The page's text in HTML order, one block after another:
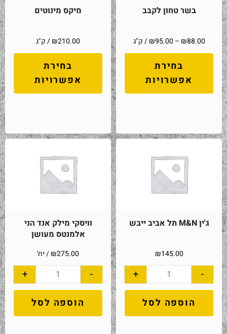
בשר טחון לקבב
₪88.00
–
₪95.00 / ק"ג
בחירת
אפשרויות
מיקס מינוטים
₪210.00 / ק"ג
בחירת
אפשרויות
ג'ין M&N תל אביב ייבש
₪145.00
-
+
הוספה לסל
וויסקי מילק אנד הני
אלמנטס מעושן
₪275.00 / יח'
-
+
הוספה לסל